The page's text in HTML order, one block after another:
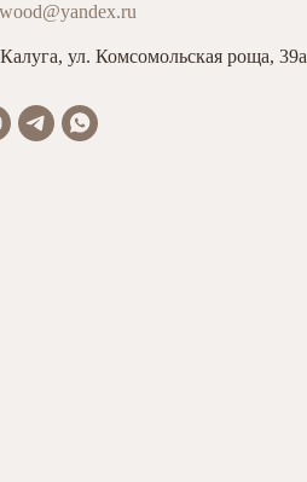
Калуга, ул. Комсомольская роща, 39а